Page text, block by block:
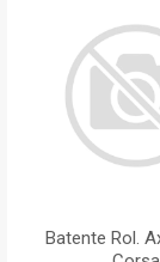
Batente Rol.